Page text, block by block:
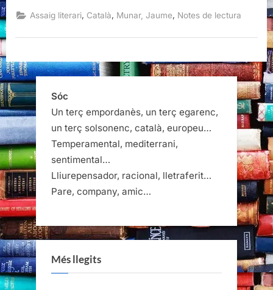
de
la
Jaume
Assaig literari, Català, Munar, Jaume, Notes de lectura
Sóc
Un terç empordanès, un terç egarenc,
un terç solsonenc, català, europeu…
Temperamental, mediterrani,
sentimental…
Lliurepensador, racional, lletraferit…
Pare, company, amic…
Més llegits